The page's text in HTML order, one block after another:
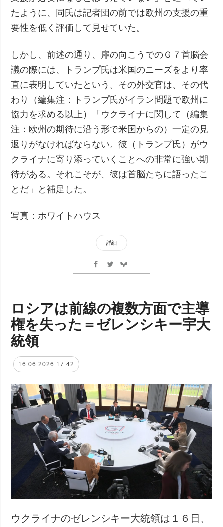
たように、同氏は記者団の前では欧州の支援の重
要性を低く評価して見せていた。
しかし、前述の通り、扉の向こうでのＧ７首脳会
議の際には、トランプ氏は米国のニーズをより率
直に表明していたという。その外交官は、その代
わり（編集注：トランプ氏がイラン問題で欧州に
協力を求める以上）「ウクライナに関して（編集
注：欧州の期待に沿う形で米国からの）一定の見
返りがなければならない。彼（トランプ氏）がウ
クライナに寄り添っていくことへの非常に強い期
待がある。それこそが、彼は首脳たちに語ったこ
とだ」と補足した。
写真：ホワイトハウス
詳細
ロシアは前線の複数方面で主導
権を失った＝ゼレンシキー宇大
統領
16.06.2026 17:42
ウクライナのゼレンシキー大統領は１６日、